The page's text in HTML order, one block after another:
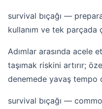
survival bıçağı —
kullanım ve tek
Adımlar arasında acele
taşımak riskini artırır;
denemede yavaş tempo
survival bıçağı —